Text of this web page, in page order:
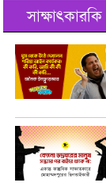
সাক্ষাৎকারকি